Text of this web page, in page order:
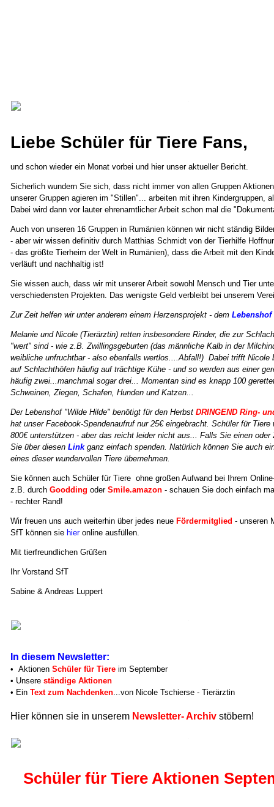
Liebe Schüler für Tiere Fans,
und schon wieder ein Monat vorbei und hier unser aktueller Bericht.
Sicherlich wundern Sie sich, dass nicht immer von allen Gruppen
unserer Gruppen agieren im "Stillen"... arbeiten mit ihren Kindergruppen,
Dabei wird dann vor lauter ehrenamtlicher Arbeit schon mal die
Auch von unseren 16 Gruppen in Rumänien können wir nicht ständig
- aber wir wissen definitiv durch Matthias Schmidt von der Tierhilfe
- das größte Tierheim der Welt in Rumänien), dass die Arbeit mit den
verläuft und nachhaltig ist!
Sie wissen auch, dass wir mit unserer Arbeit sowohl Mensch und Tier
verschiedensten Projekten. Das wenigste Geld verbleibt bei unserem
Zur Zeit helfen wir unter anderem einem Herzensprojekt - dem
Melanie und Nicole (Tierärztin) retten insbesondere Rinder, die zur
"wert" sind - wie z.B. Zwillingsgeburten (das männliche Kalb in der
weibliche unfruchtbar - also ebenfalls wertlos....Abfall!) Dabei trifft Nicole
auf Schlachthöfen häufig auf trächtige Kühe - und so werden aus einer
häufig zwei...manchmal sogar drei... Momentan sind es knapp 100
Schweinen, Ziegen, Schafen, Hunden und Katzen...
Der Lebenshof "Wilde Hilde" benötigt für den Herbst DRINGEND Ring-
hat unser Facebook-Spendenaufruf nur 25€ eingebracht. Schüler für
800€ unterstützen - aber das reicht leider nicht aus... Falls Sie einen oder
Sie über diesen Link ganz einfach spenden. Natürlich können Sie auch
eines dieser wundervollen Tiere übernehmen.
Sie können auch Schüler für Tiere ohne großen Aufwand bei Ihrem
z.B. durch Goodding oder Smile.amazon - schauen Sie doch einfach
- rechter Rand!
Wir freuen uns auch weiterhin über jedes neue Fördermitglied - unseren
SfT können sie hier online ausfüllen.
Mit tierfreundlichen Grüßen
Ihr Vorstand SfT
Sabine & Andreas Luppert
In diesem Newsletter:
• Aktionen Schüler für Tiere im September
• Unsere ständige Aktionen
• Ein Text zum Nachdenken...von Nicole Tschierse - Tierärztin
Hier können sie in unserem Newsletter- Archiv stöbern!
Schüler für Tiere Aktionen